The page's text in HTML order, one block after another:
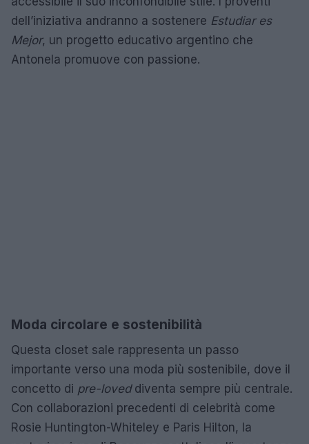
dell’iniziativa andranno a sostenere Estudiar es
Mejor, un progetto educativo argentino che
Antonela promuove con passione.
Moda circolare e sostenibilità
Questa closet sale rappresenta un passo
importante verso una moda più sostenibile, dove il
concetto di pre-loveddiventa sempre più centrale.
Con collaborazioni precedenti di celebrità come
Rosie Huntington-Whiteley e Paris Hilton, la